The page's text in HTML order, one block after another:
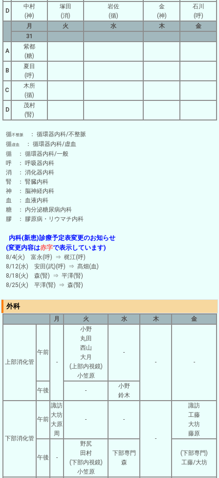
D
中村
(神)
塚田
(消)
岩佐
(循)
金
(神)
石川
(呼)
月
火 水 木
金
31
A
紫都
(糖)
B
夏目
(呼)
C
木所
(循)
D
茂村
(腎)
循不整脈
： 循環器内科/不整脈
循虚血
： 循環器内科/虚血
循 ： 循環器内科/一般
呼 ： 呼吸器内科
消 ： 消化器内科
腎 ： 腎臓内科
神 ： 脳神経内科
血 ： 血液内科
糖 ： 内分泌糖尿病内科
膠 ： 膠原病・リウマチ内科
内科(新患)診療予定表変更のお知らせ
(変更内容は赤字で表示しています)
8/4(火) 富永(呼) ⇒ 梶江(呼)
8/12(水) 安田(武)(呼) ⇒ 髙畑(血)
8/18(火) 森(腎) ⇒ 平澤(腎)
8/25(火) 平澤(腎) ⇒ 森(腎)
外科
月 火 水 木 金
上部消化管
午前
-
小野
丸田
西山
大月
(上部内視鏡)
小笠原
-
-
-
午後 -
小野
鈴木
下部消化管
午前
諏訪
大坊
大原
周
- -
-
諏訪
工藤
大坊
藤原
午後 -
野尻
田村
(下部内視鏡)
小笠原
下部専門
森
(下部専門)
工藤/大坊